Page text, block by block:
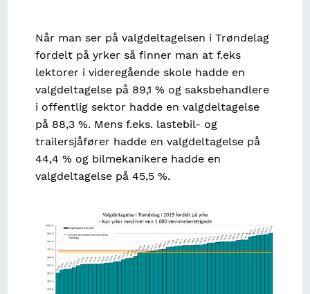
Når man ser på valgdeltagelsen i Trøndelag
fordelt på yrker så finner man at f.eks
lektorer i videregående skole hadde en
valgdeltagelse på 89,1 % og saksbehandlere
i offentlig sektor hadde en valgdeltagelse
på 88,3 %. Mens f.eks. lastebil- og
trailersjåfører hadde en valgdeltagelse på
44,4 % og bilmekanikere hadde en
valgdeltagelse på 45,5 %.